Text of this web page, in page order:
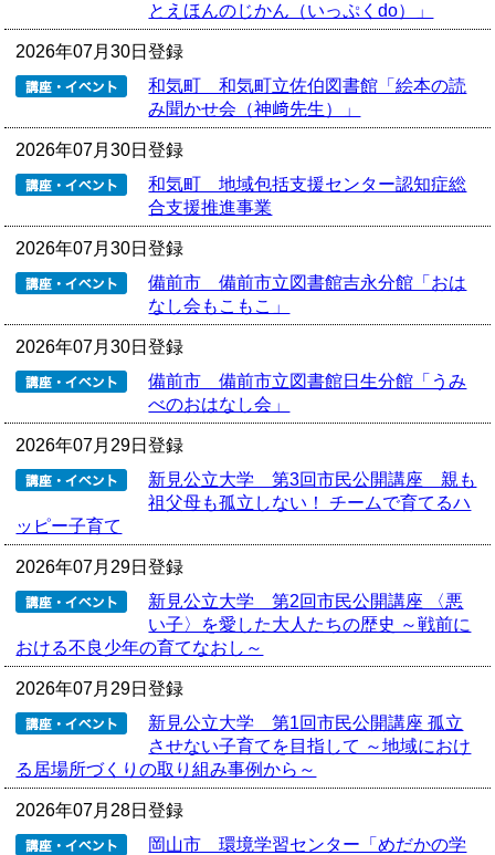
とえほんのじかん（いっぷくdo）」
2026年07月30日登録
和気町 和気町立佐伯図書館「絵本の読
み聞かせ会（神﨑先生）」
2026年07月30日登録
和気町 地域包括支援センター認知症総
合支援推進事業
2026年07月30日登録
備前市 備前市立図書館吉永分館「おは
なし会もこもこ」
2026年07月30日登録
備前市 備前市立図書館日生分館「うみ
べのおはなし会」
2026年07月29日登録
新見公立大学 第3回市民公開講座 親も
祖父母も孤立しない！ チームで育てるハ
ッピー子育て
2026年07月29日登録
新見公立大学 第2回市民公開講座 〈悪
い子〉を愛した大人たちの歴史 ～戦前に
おける不良少年の育てなおし～
2026年07月29日登録
新見公立大学 第1回市民公開講座 孤立
させない子育てを目指して ～地域におけ
る居場所づくりの取り組み事例から～
2026年07月28日登録
岡山市 環境学習センター「めだかの学